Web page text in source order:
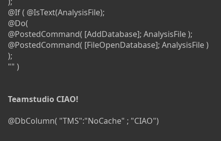
@If ( @IsText(AnalysisFile);
@Do(
@PostedCommand( [AddDatabase]; AnalysisFile );
@PostedCommand( [FileOpenDatabase]; AnalysisFile )
);
"" )
Teamstudio CIAO!
@DbColumn( "TMS":"NoCache" ; "CIAO")